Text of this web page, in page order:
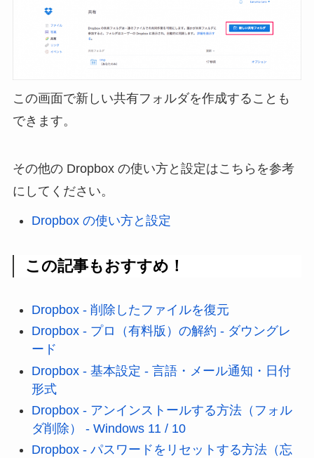
この画面で新しい共有フォルダを作成することも
できます。
その他の Dropbox の使い方と設定はこちらを参考
にしてください。
Dropbox の使い方と設定
この記事もおすすめ！
Dropbox - 削除したファイルを復元
Dropbox - プロ（有料版）の解約 - ダウングレ
ード
Dropbox - 基本設定 - 言語・メール通知・日付
形式
Dropbox - アンインストールする方法（フォル
ダ削除） - Windows 11 / 10
Dropbox - パスワードをリセットする方法（忘